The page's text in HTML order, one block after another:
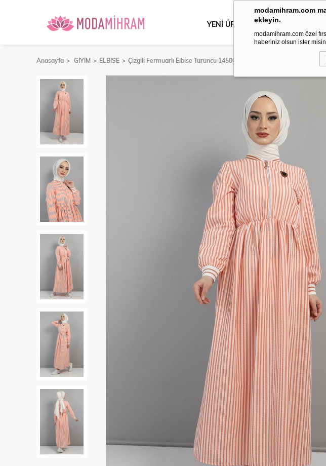
modamihram.com
ekleyin.
modamihram.com özel
haberiniz olsun ister
YENİ ÜRÜNLER DIŞ GİYİM
Anasayfa GİYİM ELBİSE Çizgili Fermuarlı Elbise Turuncu 14500